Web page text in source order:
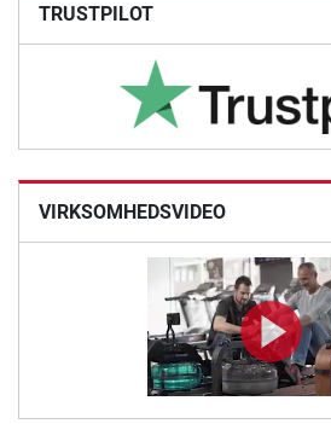
TRUSTPILOT
VIRKSOMHEDSVIDEO